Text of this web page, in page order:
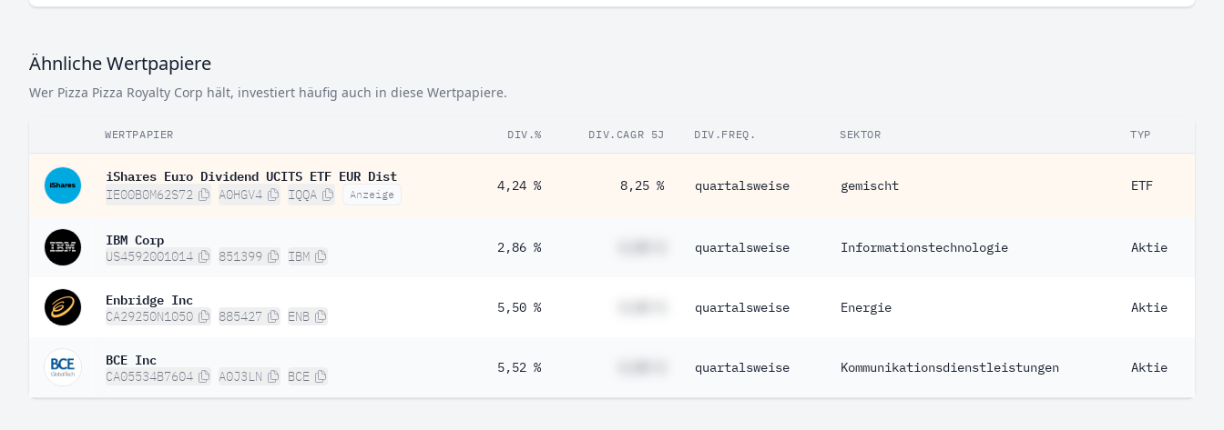
Ähnliche Wertpapiere
Wer Pizza Pizza Royalty Corp hält, investiert häufig auch in diese Wertpapiere.
WERTPAPIER DIV.% DIV.CAGR 5J DIV.FREQ. SEKTOR TYP
iShares Euro Dividend UCITS ETF EUR Dist
IE00B0M62S72 A0HGV4 IQQA Anzeige
4,24 % 8,25 % quartalsweise gemischt ETF
IBM Corp
US4592001014 851399 IBM
2,86 % quartalsweise Informationstechnologie Aktie
Enbridge Inc
CA29250N1050 885427 ENB
5,50 % quartalsweise Energie Aktie
BCE Inc
CA05534B7604 A0J3LN BCE
5,52 % quartalsweise Kommunikationsdienstleistungen Aktie